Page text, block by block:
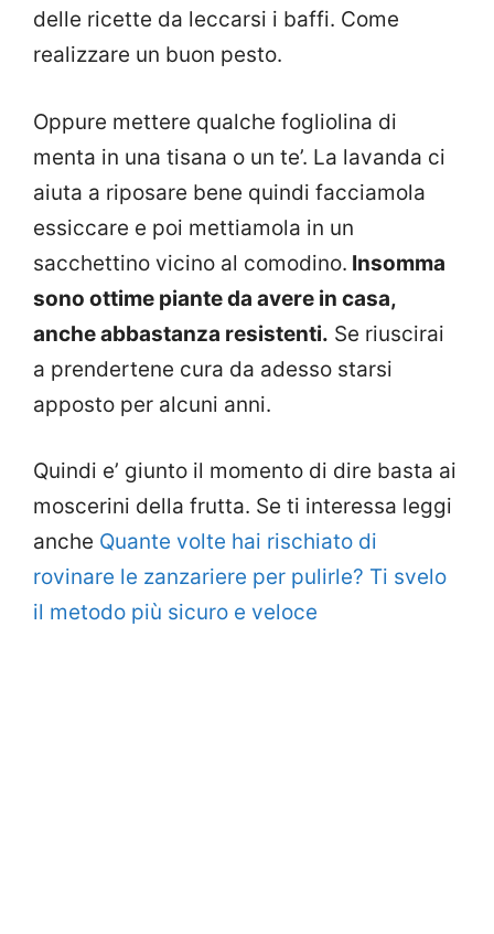
delle ricette da leccarsi i baffi. Come
realizzare un buon pesto.
Oppure mettere qualche fogliolina di
menta in una tisana o un te’. La lavanda ci
aiuta a riposare bene quindi facciamola
essiccare e poi mettiamola in un
sacchettino vicino al comodino. Insomma
sono ottime piante da avere in casa,
anche abbastanza resistenti. Se riuscirai
a prendertene cura da adesso starsi
apposto per alcuni anni.
Quindi e’ giunto il momento di dire basta ai
moscerini della frutta. Se ti interessa leggi
anche Quante volte hai rischiato di
rovinare le zanzariere per pulirle? Ti svelo
il metodo più sicuro e veloce